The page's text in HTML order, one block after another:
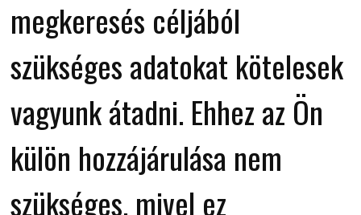
megkeresés céljából
szükséges adatokat kötelesek
vagyunk átadni. Ehhez az Ön
külön hozzájárulása nem
szükséges, mivel ez